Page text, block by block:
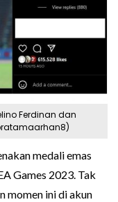
Ferdinan dan
medali emas
Games 2023. Tak
momen ini di akun